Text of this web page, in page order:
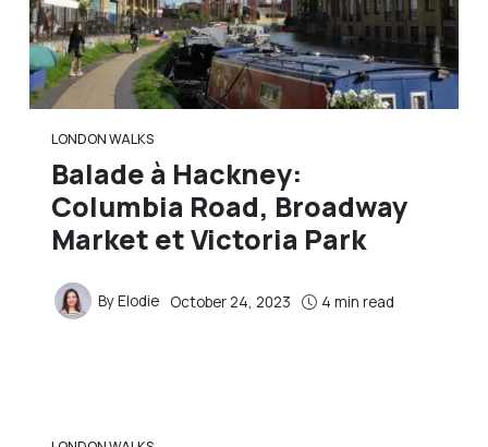
LONDON WALKS
Balade à Hackney:
Columbia Road, Broadway
Market et Victoria Park
ByElodie October 24, 2023 4 min read